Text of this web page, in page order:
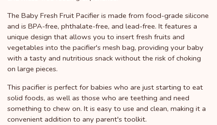
The Baby Fresh Fruit Pacifier is made from food-grade silicone
and is BPA-free, phthalate-free, and lead-free. It features a
unique design that allows you to insert fresh fruits and
vegetables into the pacifier's mesh bag, providing your baby
with a tasty and nutritious snack without the risk of choking
on large pieces.
This pacifier is perfect for babies who are just starting to eat
solid foods, as well as those who are teething and need
something to chew on. It is easy to use and clean, making it a
convenient addition to any parent's toolkit.